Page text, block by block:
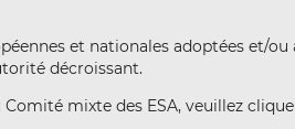
et nationales adoptées et/ou
décroissant.
mixte des ESA, veuillez